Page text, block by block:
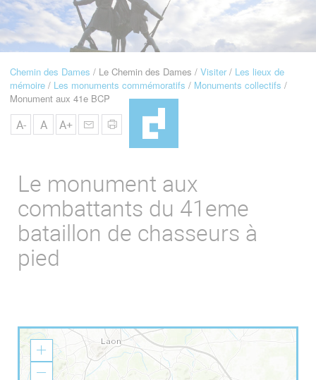
Navigation
Fil
d'Ariane
Chemin des Dames Le Chemin des Dames Visiter
Les lieux de
mémoire
Les monuments commémoratifs
Monuments collectifs
Monument aux 41e BCP
A- A A+
Le monument aux
combattants du 41eme
bataillon de chasseurs à
pied
Z
o
o